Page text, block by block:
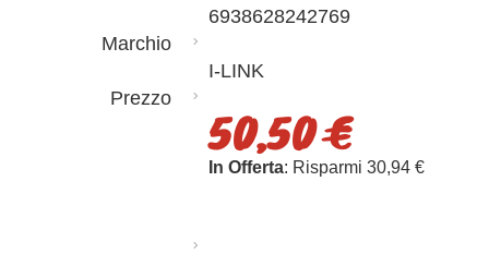
6938628242769
Marchio
I-LINK
Prezzo
50,50 €
In Offerta: Risparmi 30,94 €